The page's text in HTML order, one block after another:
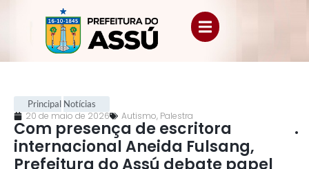
Principal Notícias
20 de maio de 2026 Autismo, Palestra
Com presença de escritora
internacional Aneida Fulsang,
Prefeitura do Assú debate papel
.